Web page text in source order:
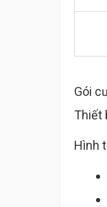
Gói
Thiết
Hình